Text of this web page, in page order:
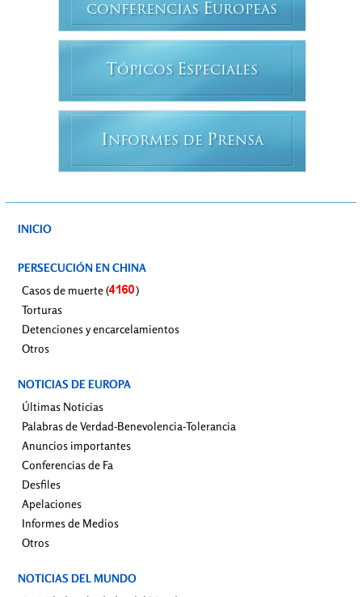
CONFERENCIAS EUROPEAS
T ÓPICOS ESPECIALES
INFORMES DE PRENSA
INICIO
PERSECUCIÓN EN CHINA
Casos de muerte (
)
Torturas
Detenciones y encarcelamientos
Otros
NOTICIAS DE EUROPA
Últimas Noticias
Palabras de Verdad-Benevolencia-Tolerancia
Anuncios importantes
Conferencias de Fa
Desfiles
Apelaciones
Informes de Medios
Otros
NOTICIAS DEL MUNDO